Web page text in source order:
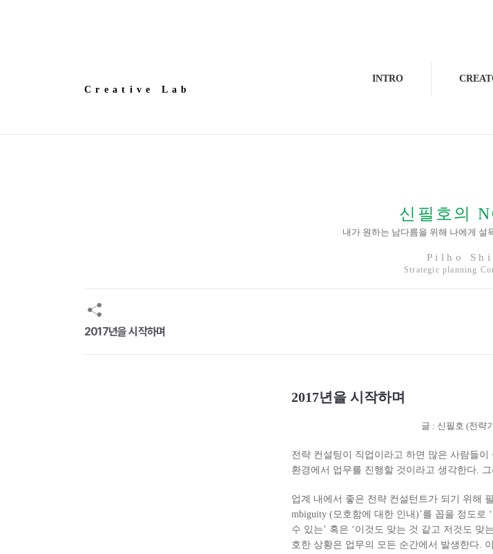
Creative Lab
INTRO
신필호의
내가 원하는 남다름을 위해 나에게 설
Pilho
Strategic planning
2017년을 시작하며
2017년을 시작하며
글 : 신필호 (전략
전략 컨설팅이 직업이라고 하면 많은 사람들
환경에서 업무를 진행할 것이라고 생각한다.
업계 내에서 좋은 전략 컨설턴트가 되기 위해
mbiguity (모호함에 대한 인내)’를 꼽을 정도로
수 있는’ 혹은 ‘이것도 맞는 것 같고 저것도 맞
호한 상황은 업무의 모든 순간에서 발생한다.